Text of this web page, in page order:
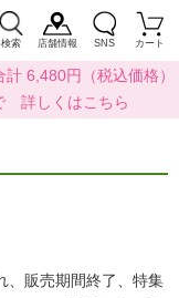
検索 店舗情報 SNS カート
6,480円（税込価格）
詳しくはこちら
、販売期間終了、特集